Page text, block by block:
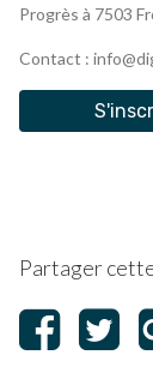
Progrès à 7503
Contact :
Partager